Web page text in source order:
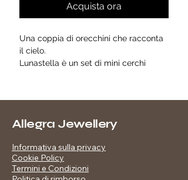
Acquista ora
Una coppia di orecchini che racconta
il cielo.
Lunastella è un set di mini cerchi
cinque punte, anch’esse brillanti.
ma delicati, perfetti da indossare sia di
Simboli di luce, sogni e femminilità, da
portare sempre con sé.
Allegra Jewellery
Informativa sulla privacy
Cookie Policy
Termini e Condizioni